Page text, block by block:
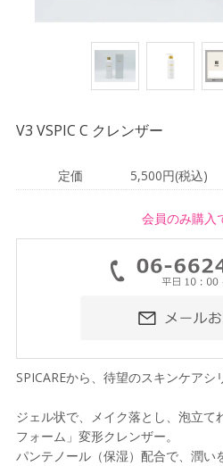
V3 VSPIC C クレンザー
定価 5,500円(税込)
会員のみ購入
SPICAREから、待望のスキンケアシ
ジェル状で、メイク落とし、泡立
フォーム」変形クレンザー。
パンテノール（保湿）配合で、潤い